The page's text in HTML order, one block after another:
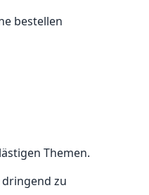
Themen.
zu